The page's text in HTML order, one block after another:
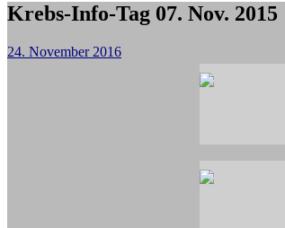
Krebs-Info-Tag 07. Nov. 2015
24. November 2016